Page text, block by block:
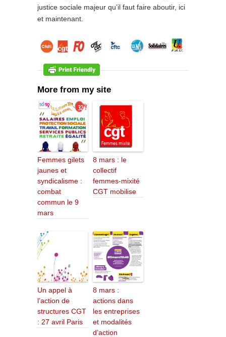
justice sociale majeur qu’il faut faire aboutir, ici
et maintenant.
More from my site
Femmes gilets
jaunes et
syndicalisme :
combat
commun le 9
mars
8 mars : le
collectif
femmes-mixité
CGT mobilise
Un appel à
l’action de
structures CGT
: 27 avril Paris
8 mars :
actions dans
les entreprises
et modalités
d’action